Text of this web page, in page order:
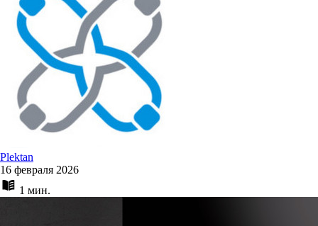
Plektan
16 февраля 2026
1 мин.